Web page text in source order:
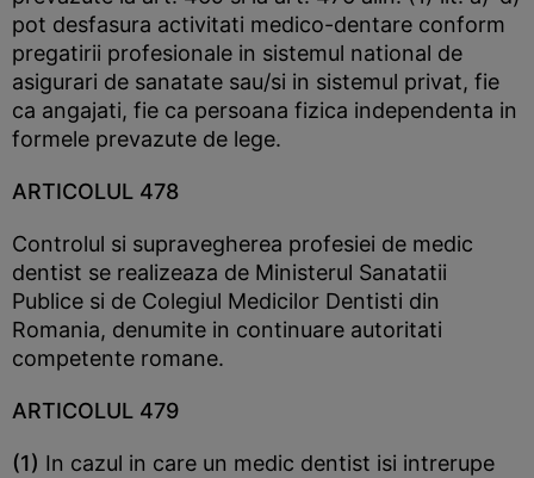
pot desfasura activitati medico-dentare conform
pregatirii profesionale in sistemul national de
asigurari de sanatate sau/si in sistemul privat, fie
ca angajati, fie ca persoana fizica independenta in
formele prevazute de lege.
ARTICOLUL 478
Controlul si supravegherea profesiei de medic
dentist se realizeaza de Ministerul Sanatatii
Publice si de Colegiul Medicilor Dentisti din
Romania, denumite in continuare autoritati
competente romane.
ARTICOLUL 479
(1) In cazul in care un medic dentist isi intrerupe